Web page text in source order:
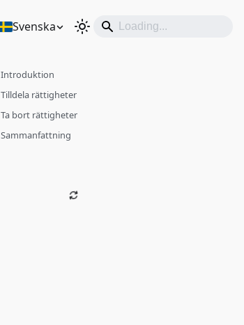
Svenska
Introduktion
Tilldela rättigheter
Ta bort rättigheter
Sammanfattning